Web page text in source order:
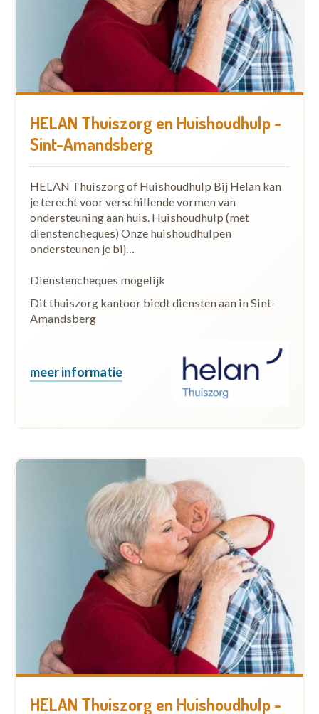
HELAN Thuiszorg en Huishoudhulp -
Sint-Amandsberg
HELAN Thuiszorg of Huishoudhulp Bij Helan kan
je terecht voor verschillende vormen van
ondersteuning aan huis. Huishoudhulp (met
dienstencheques) Onze huishoudhulpen
ondersteunen je bij…
Dienstencheques mogelijk
Dit thuiszorg kantoor biedt diensten aan in Sint-
Amandsberg
meer informatie
HELAN Thuiszorg en Huishoudhulp -